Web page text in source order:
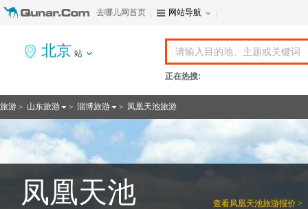
去哪儿网首页 网站导航
北京 站
正在热搜:
旅游 > 山东旅游 > 淄博旅游 > 凤凰天池旅游
查看凤凰天池旅游报价 >
凤凰天池